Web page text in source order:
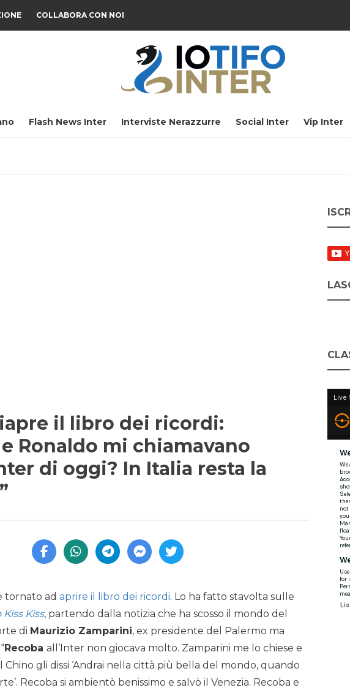
COLLABORA CON NOI
Flash News Inter Interviste Nerazzurre Social Inter Vip Inter
il libro dei ricordi:
e Ronaldo mi chiamavano
di oggi? In Italia resta la
tornato ad aprire il libro dei ricordi. Lo ha fatto stavolta sulle
Kiss Kiss, partendo dalla notizia che ha scosso il mondo del
di Maurizio Zamparini, ex presidente del Palermo ma
Recoba all’Inter non giocava molto. Zamparini me lo chiese e
gli dissi ‘Andrai nella città più bella del mondo, quando
Recoba si ambientò benissimo e salvò il Venezia. Recoba e